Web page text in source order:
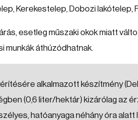
Kerekestelep, Dobozi lakótelep,
esetleg műszaki okok miatt
munkák áthúzódhatnak.
alkalmazott készítmény
(0,6 liter/hektár) kizárólag az
hatóanyaga néhány óra alatt